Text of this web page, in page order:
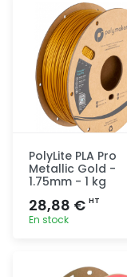
rapide
PolyLite PLA Pro
Metallic Gold -
1.75mm - 1 kg
28,88 € HT
En stock
rapide